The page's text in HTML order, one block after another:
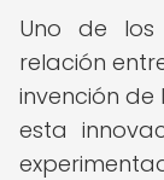
Uno de los
relación
invención
esta